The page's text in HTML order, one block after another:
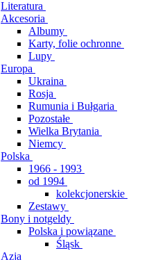
Literatura
Akcesoria
Albumy
Karty, folie ochronne
Lupy
Europa
Ukraina
Rosja
Rumunia i Bułgaria
Pozostałe
Wielka Brytania
Niemcy
Polska
1966 - 1993
od 1994
kolekcjonerskie
Zestawy
Bony i notgeldy
Polska i powiązane
Śląsk
Azja